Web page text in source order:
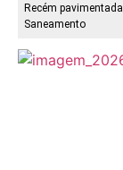
Recém
Saneamento